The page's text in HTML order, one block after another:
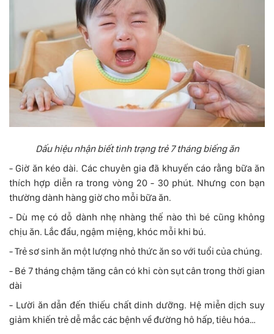
Dấu hiệu nhận biết tình trạng trẻ 7 tháng biếng ăn
- Giờ ăn kéo dài. Các chuyên gia đã khuyến cáo rằng bữa ăn
thích hợp diễn ra trong vòng 20 - 30 phút. Nhưng con bạn
thường dành hàng giờ cho mỗi bữa ăn.
- Dù mẹ có dỗ dành nhẹ nhàng thế nào thì bé cũng không
chịu ăn. Lắc đầu, ngậm miệng, khóc mỗi khi bú.
- Trẻ sơ sinh ăn một lượng nhỏ thức ăn so với tuổi của chúng.
- Bé 7 tháng chậm tăng cân có khi còn sụt cân trong thời gian
dài
- Lười ăn dẫn đến thiếu chất dinh dưỡng. Hệ miễn dịch suy
giảm khiến trẻ dễ mắc các bệnh về đường hô hấp, tiêu hóa…